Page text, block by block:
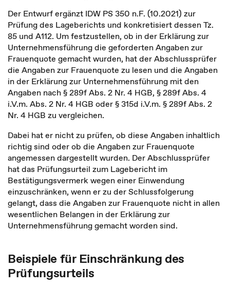
Der Entwurf ergänzt IDW PS 350 n.F. (10.2021) zur
Prüfung des Lageberichts und konkretisiert dessen Tz.
85 und A112. Um festzustellen, ob in der Erklärung zur
Unternehmensführung die geforderten Angaben zur
Frauenquote gemacht wurden, hat der Abschlussprüfer
die Angaben zur Frauenquote zu lesen und die Angaben
in der Erklärung zur Unternehmensführung mit den
Angaben nach § 289f Abs. 2 Nr. 4 HGB, § 289f Abs. 4
i.V.m. Abs. 2 Nr. 4 HGB oder § 315d i.V.m. § 289f Abs. 2
Nr. 4 HGB zu vergleichen.
Dabei hat er nicht zu prüfen, ob diese Angaben inhaltlich
richtig sind oder ob die Angaben zur Frauenquote
angemessen dargestellt wurden. Der Abschlussprüfer
hat das Prüfungsurteil zum Lagebericht im
Bestätigungsvermerk wegen einer Einwendung
einzuschränken, wenn er zu der Schlussfolgerung
gelangt, dass die Angaben zur Frauenquote nicht in allen
wesentlichen Belangen in der Erklärung zur
Unternehmensführung gemacht worden sind.
Beispiele für Einschränkung des
Prüfungsurteils